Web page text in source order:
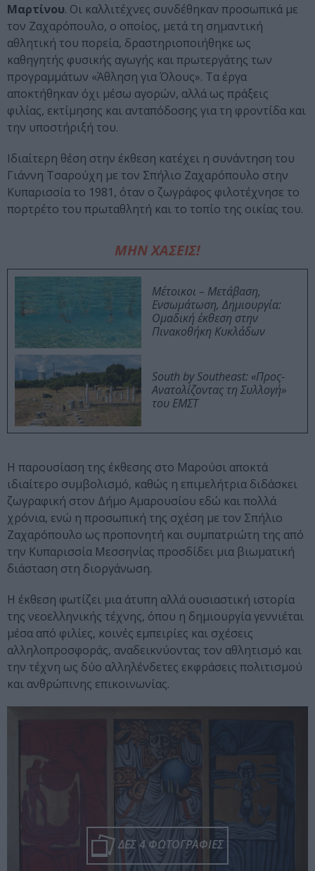
Μαρτίνου. Οι καλλιτέχνες συνδέθηκαν προσωπικά με
τον Ζαχαρόπουλο, ο οποίος, μετά τη σημαντική
αθλητική του πορεία, δραστηριοποιήθηκε ως
καθηγητής φυσικής αγωγής και πρωτεργάτης των
προγραμμάτων «Άθληση για Όλους». Τα έργα
αποκτήθηκαν όχι μέσω αγορών, αλλά ως πράξεις
φιλίας, εκτίμησης και ανταπόδοσης για τη φροντίδα και
την υποστήριξή του.
Ιδιαίτερη θέση στην έκθεση κατέχει η συνάντηση του
Γιάννη Τσαρούχη με τον Σπήλιο Ζαχαρόπουλο στην
Κυπαρισσία το 1981, όταν ο ζωγράφος φιλοτέχνησε το
πορτρέτο του πρωταθλητή και το τοπίο της οικίας του.
ΜΗΝ ΧΑΣΕΙΣ!
Μέτοικοι – Μετάβαση,
Ενσωμάτωση, Δημιουργία:
Ομαδική έκθεση στην
Πινακοθήκη Κυκλάδων
South by Southeast: «Προς-
Ανατολίζοντας τη Συλλογή»
του ΕΜΣΤ
Η παρουσίαση της έκθεσης στο Μαρούσι αποκτά
ιδιαίτερο συμβολισμό, καθώς η επιμελήτρια διδάσκει
ζωγραφική στον Δήμο Αμαρουσίου εδώ και πολλά
χρόνια, ενώ η προσωπική της σχέση με τον Σπήλιο
Ζαχαρόπουλο ως προπονητή και συμπατριώτη της από
την Κυπαρισσία Μεσσηνίας προσδίδει μια βιωματική
διάσταση στη διοργάνωση.
Η έκθεση φωτίζει μια άτυπη αλλά ουσιαστική ιστορία
της νεοελληνικής τέχνης, όπου η δημιουργία γεννιέται
μέσα από φιλίες, κοινές εμπειρίες και σχέσεις
αλληλοπροσφοράς, αναδεικνύοντας τον αθλητισμό και
την τέχνη ως δύο αλληλένδετες εκφράσεις πολιτισμού
και ανθρώπινης επικοινωνίας.
ΔΕΣ 4 ΦΩΤΟΓΡΑΦΙΕΣ